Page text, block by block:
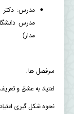
مدرس:
مدرس
مدار)
سرفصل ها :
اعتیاد به عشق و
نحوه شکل گیری